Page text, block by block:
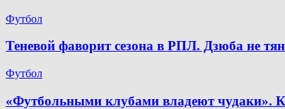
Футбол
Теневой фаворит сезона в РПЛ. Дзюба не
Футбол
«Футбольными клубами владеют чудаки».